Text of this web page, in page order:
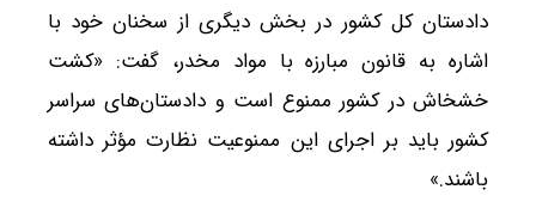
دادستان کل کشور در بخش دیگری از سخنان خود با
اشاره به قانون مبارزه با مواد مخدر، گفت: «کشت
خشخاش در کشور ممنوع است و دادستان‌های سراسر
کشور باید بر اجرای این ممنوعیت نظارت مؤثر داشته
باشند.»